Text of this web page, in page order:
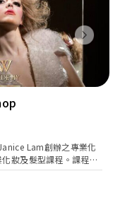
Next
Lam創辦之專業化
妝及髮型課程。課程獲
適合對化妝行業有興趣